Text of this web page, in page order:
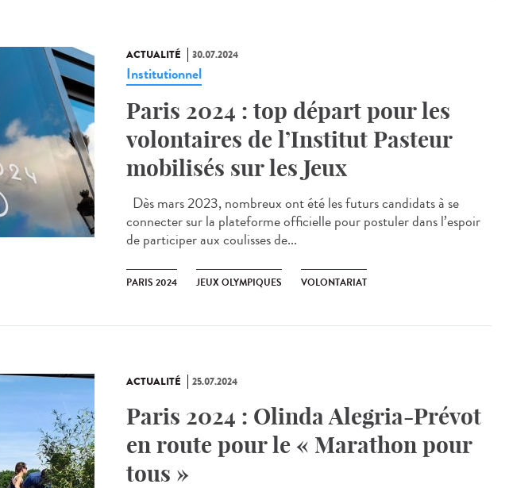
ACTUALITÉ 30.07.2024
Institutionnel
Paris 2024 : top départ pour les
volontaires de l’Institut Pasteur
mobilisés sur les Jeux
Dès mars 2023, nombreux ont été les futurs candidats à se
connecter sur la plateforme officielle pour postuler dans l’espoir
de participer aux coulisses de...
PARIS 2024 JEUX OLYMPIQUES VOLONTARIAT
ACTUALITÉ 25.07.2024
Paris 2024 : Olinda Alegria-Prévot
en route pour le « Marathon pour
tous »